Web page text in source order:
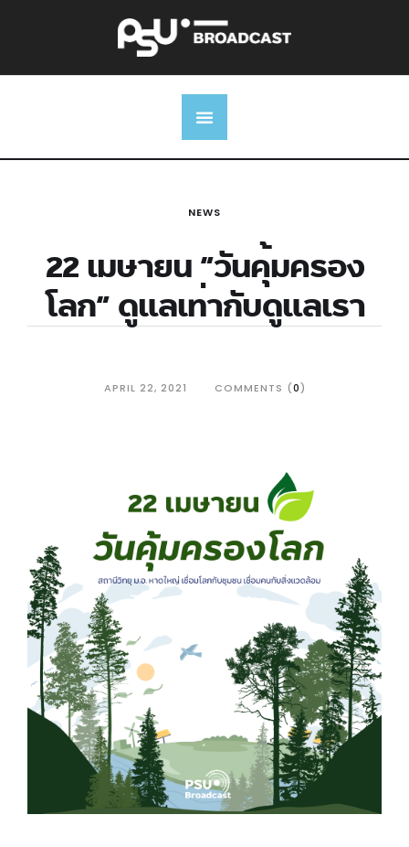
NEWS
22 เมษายน “วันคุ้มครอง
โลก” ดูแลเท่ากับดูแลเรา
APRIL 22, 2021 COMMENTS (0)